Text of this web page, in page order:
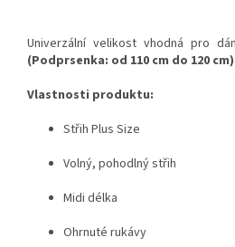
Univerzální velikost vhodná pro
(Podprsenka: od 110 cm do 120 cm)
Vlastnosti produktu:
Střih Plus Size
Volný, pohodlný střih
Midi délka
Ohrnuté rukávy